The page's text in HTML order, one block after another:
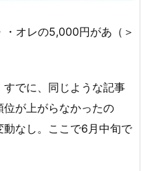
オレの5,000円があ（＞
でに、同じような記事
が上がらなかったの
なし。ここで6月中旬で